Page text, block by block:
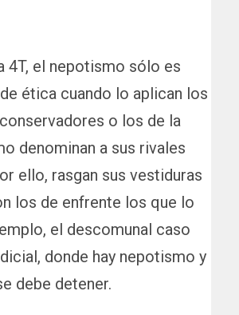
4T, el nepotismo sólo es
ética cuando lo aplican los
o los de la
denominan a sus rivales
ello, rasgan sus vestiduras
los de enfrente los que lo
el descomunal caso
donde hay nepotismo y
debe detener.